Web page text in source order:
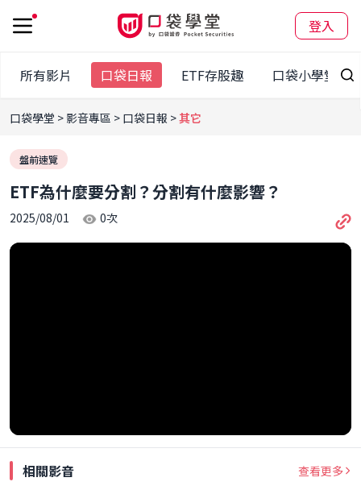
登入
所有影片 口袋日報 ETF存股趣 口袋小學堂
口袋學堂 影音專區 口袋日報 其它
盤前速覽
ETF為什麼要分割？分割有什麼影響？
2025/08/01 0次
相關影音 查看更多